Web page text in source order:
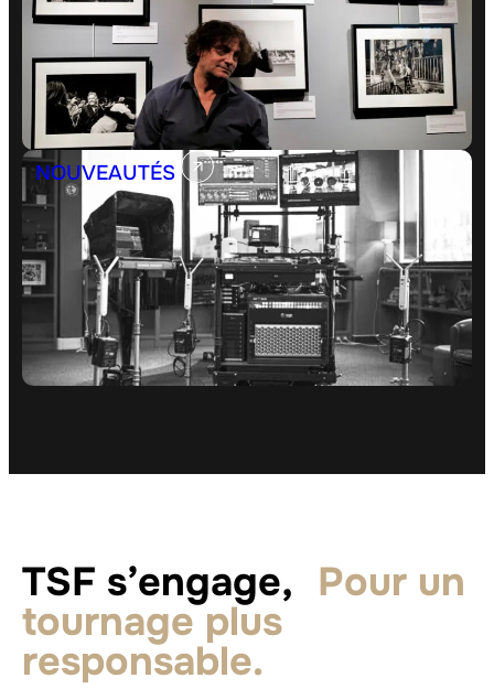
NOUVEAUTÉS
TSF s’engage, Pour un
tournage plus
responsable.